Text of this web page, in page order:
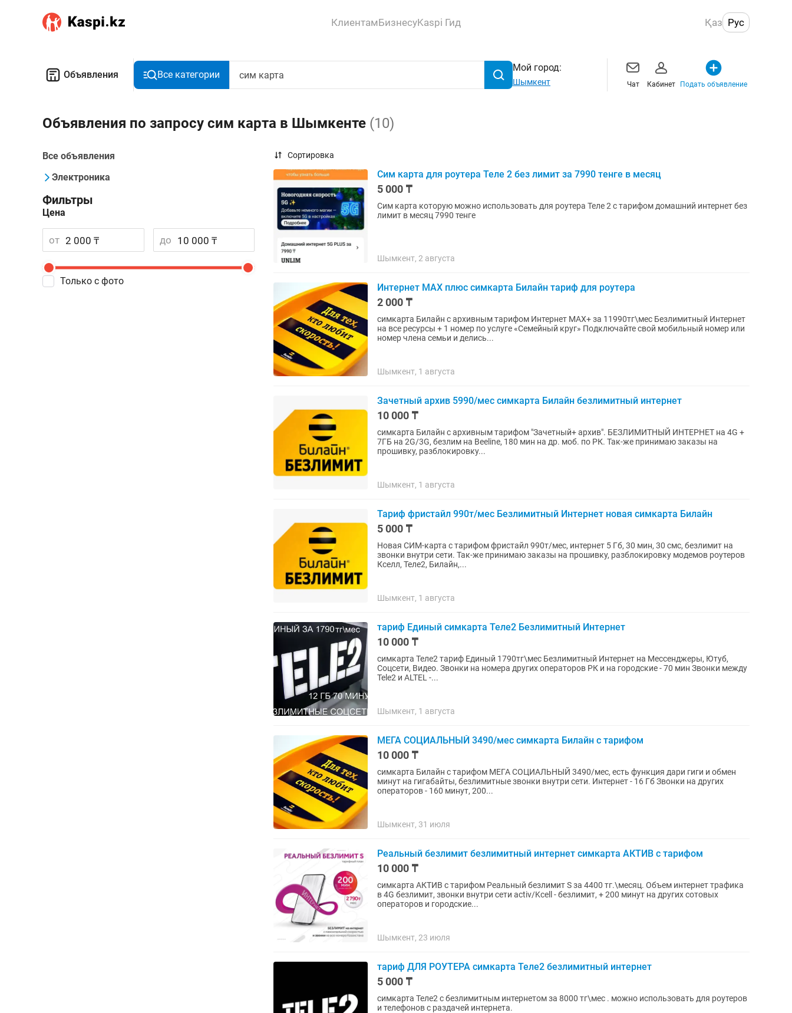
КлиентамБизнесуKaspi Гид Қаз Рус
Объявления Все категории
Мой город:
Шымкент Чат Кабинет Подать объявление
Объявления по запросу сим карта в Шымкенте (10)
Все объявления
Электроника
Фильтры
Цена
от до
Только с фото
Сортировка
Сим карта для роутера Теле 2 без лимит за 7990 тенге в месяц
5 000 ₸
Сим карта которую можно использовать для роутера Теле 2 с тарифом домашний интернет без
лимит в месяц 7990 тенге
Шымкент, 2 августа
Интернет MAX плюс симкарта Билайн тариф для роутера
2 000 ₸
симкарта Билайн с архивным тарифом Интернет MAX+ за 11990тг\мес Безлимитный Интернет
на все ресурсы + 1 номер по услуге «Семейный круг» Подключайте свой мобильный номер или
номер члена семьи и делись...
Шымкент, 1 августа
Зачетный архив 5990/мес симкарта Билайн безлимитный интернет
10 000 ₸
симкарта Билайн с архивным тарифом "Зачетный+ архив". БЕЗЛИМИТНЫЙ ИНТЕРНЕТ на 4G +
7ГБ на 2G/3G, безлим на Beeline, 180 мин на др. моб. по РК. Так-же принимаю заказы на
прошивку, разблокировку...
Шымкент, 1 августа
Тариф фристайл 990т/мес Безлимитный Интернет новая симкарта Билайн
5 000 ₸
Новая СИМ-карта с тарифом фристайл 990т/мес, интернет 5 Гб, 30 мин, 30 смс, безлимит на
звонки внутри сети. Так-же принимаю заказы на прошивку, разблокировку модемов роутеров
Кселл, Теле2, Билайн,...
Шымкент, 1 августа
тариф Единый симкарта Теле2 Безлимитный Интернет
10 000 ₸
симкарта Теле2 тариф Единый 1790тг\мес Безлимитный Интернет на Мессенджеры, Ютуб,
Соцсети, Видео. Звонки на номера других операторов РК и на городские - 70 мин Звонки между
Tele2 и ALTEL -...
Шымкент, 1 августа
МЕГА СОЦИАЛЬНЫЙ 3490/мес симкарта Билайн с тарифом
10 000 ₸
симкарта Билайн с тарифом МЕГА СОЦИАЛЬНЫЙ 3490/мес, есть функция дари гиги и обмен
минут на гигабайты, безлимитные звонки внутри сети. Интернет - 16 Гб Звонки на других
операторов - 160 минут, 200...
Шымкент, 31 июля
Реальный безлимит безлимитный интернет симкарта АКТИВ с тарифом
10 000 ₸
симкарта АКТИВ с тарифом Реальный безлимит S за 4400 тг.\месяц. Объем интернет трафика
в 4G безлимит, звонки внутри сети activ/Kcell - безлимит, + 200 минут на других сотовых
операторов и городские...
Шымкент, 23 июля
тариф ДЛЯ РОУТЕРА симкарта Теле2 безлимитный интернет
5 000 ₸
симкарта Теле2 с безлимитным интернетом за 8000 тг\мес . можно использовать для роутеров
и телефонов с раздачей интернета.